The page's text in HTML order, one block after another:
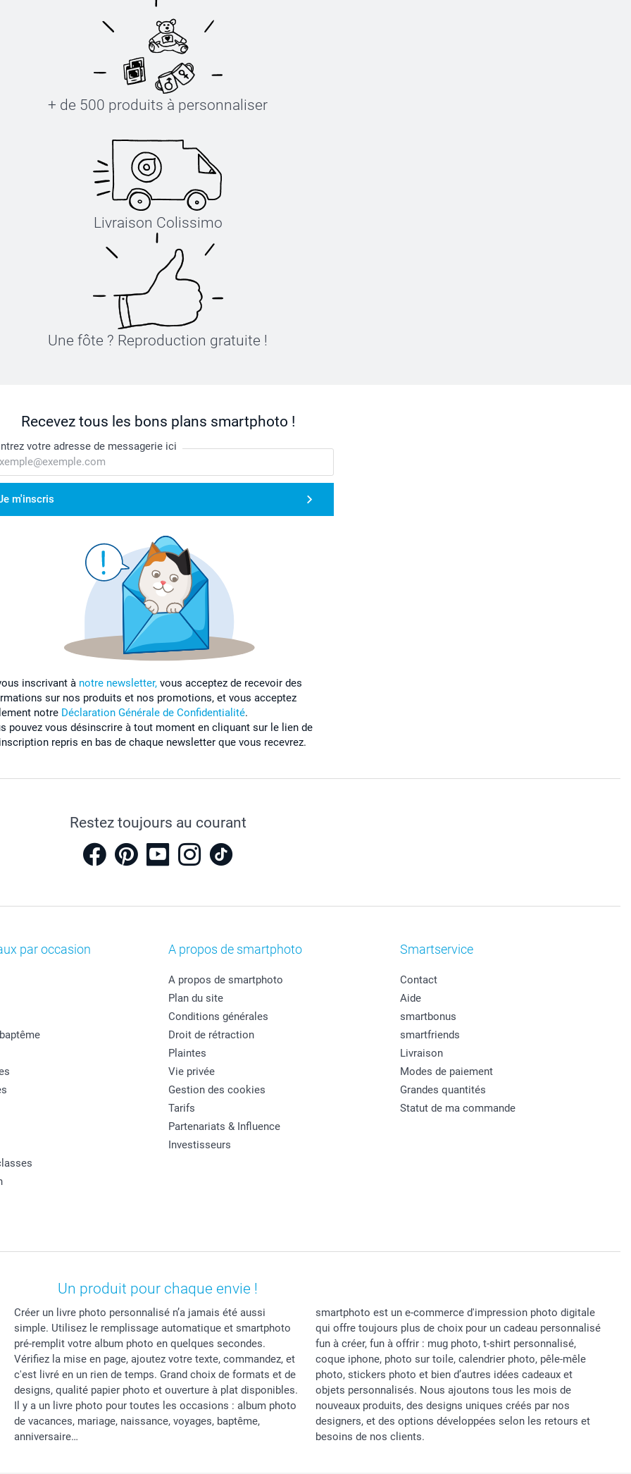
+ de 500 produits à personnaliser
Livraison Colissimo
Une fôte ? Reproduction gratuite !
Recevez tous les bons plans smartphoto !
votre adresse de messagerie ici
m'inscris
inscrivant à notre newsletter, vous acceptez de recevoir des
sur nos produits et nos promotions, et vous acceptez
notre Déclaration Générale de Confidentialité.
pouvez vous désinscrire à tout moment en cliquant sur le lien de
repris en bas de chaque newsletter que vous recevrez.
Restez toujours au courant
par occasion A propos de smartphoto
A propos de smartphoto
Plan du site
Conditions générales
Droit de rétraction
Plaintes
Vie privée
Gestion des cookies
Tarifs
Partenariats & Influence
Investisseurs
Smartservice
Contact
Aide
smartbonus
smartfriends
Livraison
Modes de paiement
Grandes quantités
Statut de ma commande
Un produit pour chaque envie !
Créer un livre photo personnalisé n’a jamais été aussi
simple. Utilisez le remplissage automatique et smartphoto
pré-remplit votre album photo en quelques secondes.
Vérifiez la mise en page, ajoutez votre texte, commandez, et
c'est livré en un rien de temps. Grand choix de formats et de
designs, qualité papier photo et ouverture à plat disponibles.
Il y a un livre photo pour toutes les occasions : album photo
de vacances, mariage, naissance, voyages, baptême,
anniversaire…
smartphoto est un e-commerce d'impression photo digitale
qui offre toujours plus de choix pour un cadeau personnalisé
fun à créer, fun à offrir : mug photo, t-shirt personnalisé,
coque iphone, photo sur toile, calendrier photo, pêle-mêle
photo, stickers photo et bien d’autres idées cadeaux et
objets personnalisés. Nous ajoutons tous les mois de
nouveaux produits, des designs uniques créés par nos
designers, et des options développées selon les retours et
besoins de nos clients.